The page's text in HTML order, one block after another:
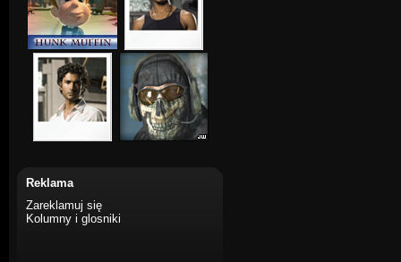
Reklama
Zareklamuj się
Kolumny i glosniki